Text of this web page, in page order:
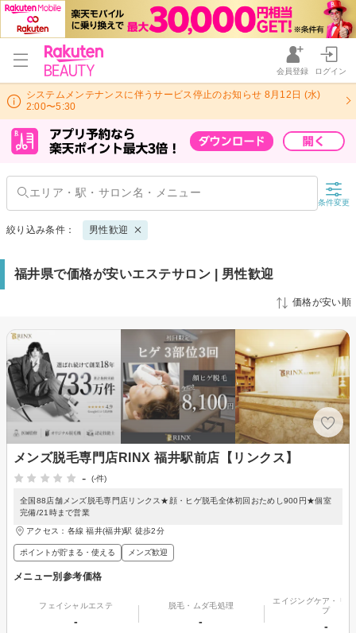
会員登録 ログイン
システムメンテナンスに伴うサービス停止のお知らせ 8月12日 (水)
2:00〜5:30
条件変更
絞り込み条件： 男性歓迎
福井県で価格が安いエステサロン | 男性歓迎
価格が安い順
メンズ脱毛専門店RINX 福井駅前店【リンクス】
-
(-件)
全国88店舗メンズ脱毛専門店リンクス★顔・ヒゲ脱毛全体初回おためし900円★個室
完備/21時まで営業
アクセス：各線 福井(福井)駅 徒歩2分
ポイントが貯まる・使える メンズ歓迎
メニュー別参考価格
フェイシャルエステ
-
脱毛・ムダ毛処理
-
エイジングケア・リ
プ
-